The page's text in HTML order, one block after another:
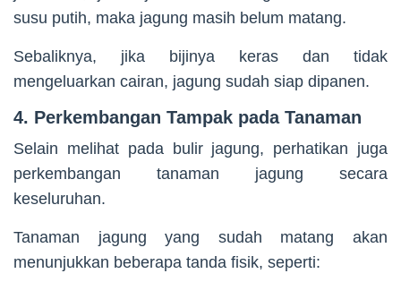
susu putih, maka jagung masih belum matang.
Sebaliknya, jika bijinya keras dan tidak
mengeluarkan cairan, jagung sudah siap dipanen.
4. Perkembangan Tampak pada Tanaman
Selain melihat pada bulir jagung, perhatikan juga
perkembangan tanaman jagung secara
keseluruhan.
Tanaman jagung yang sudah matang akan
menunjukkan beberapa tanda fisik, seperti: